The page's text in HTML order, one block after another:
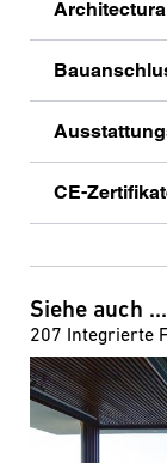
CE-
Siehe auch ...
207 Integrierte